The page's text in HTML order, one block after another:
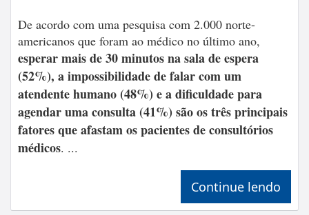
De acordo com uma pesquisa com 2.000 norte-
americanos que foram ao médico no último ano,
esperar mais de 30 minutos na sala de espera
(52%), a impossibilidade de falar com um
atendente humano (48%) e a dificuldade para
agendar uma consulta (41%) são os três principais
fatores que afastam os pacientes de consultórios
médicos. ...
Continue lendo